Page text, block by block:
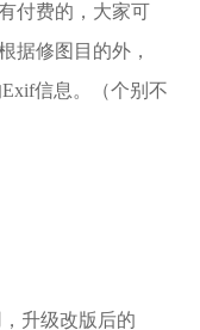
付费的，大家可
据修图目的外，
信息。（个别不
升级改版后的